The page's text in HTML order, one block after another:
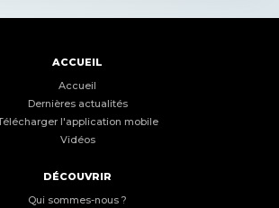
ACCUEIL
Accueil
Dernières actualités
l'application mobile
Vidéos
DÉCOUVRIR
Qui sommes-nous ?